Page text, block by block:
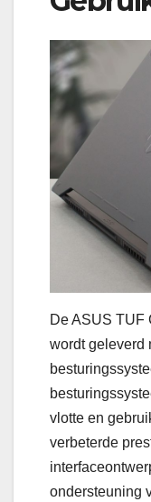
De ASUS TUF
wordt geleverd
vlotte en
verbeterde
ondersteuning